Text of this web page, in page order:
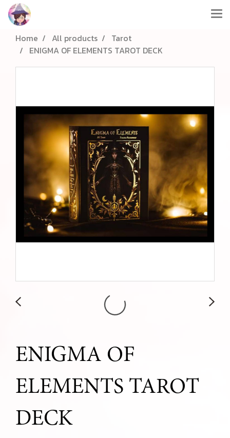
Home All products
Tarot
ENIGMA OF ELEMENTS TAROT DECK
ENIGMA OF
ELEMENTS TAROT
DECK